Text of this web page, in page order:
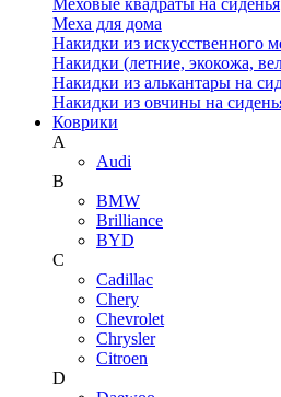
Меховые квадраты на сиденья
Меха для дома
Накидки из искусственного
Накидки (летние, экокожа,
Накидки из алькантары на
Накидки из овчины на
Коврики
A
Audi
B
BMW
Brilliance
BYD
C
Cadillac
Chery
Chevrolet
Chrysler
Citroen
D